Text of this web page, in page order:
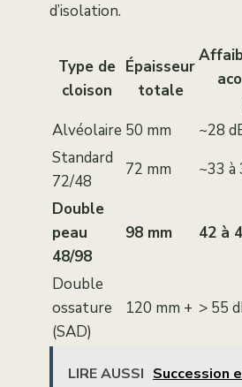
d’isolation.
Type de
cloison
Épaisseur
totale
Alvéolaire 50 mm ~28
Standard
72/48
72 mm ~33 à
Double
peau
48/98
98 mm 42 à
Double
ossature
(SAD)
120 mm + > 55
LIRE AUSSI Succession